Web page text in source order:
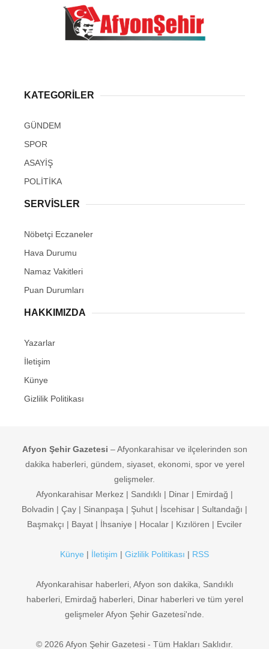
KATEGORİLER
GÜNDEM
SPOR
ASAYİŞ
POLİTİKA
SERVİSLER
Nöbetçi Eczaneler
Hava Durumu
Namaz Vakitleri
Puan Durumları
HAKKIMIZDA
Yazarlar
İletişim
Künye
Gizlilik Politikası
Afyon Şehir Gazetesi – Afyonkarahisar ve ilçelerinden son
dakika haberleri, gündem, siyaset, ekonomi, spor ve yerel
gelişmeler.
Afyonkarahisar Merkez | Sandıklı | Dinar | Emirdağ |
Bolvadin | Çay | Sinanpaşa | Şuhut | İscehisar | Sultandağı |
Başmakçı | Bayat | İhsaniye | Hocalar | Kızılören | Evciler
Künye | İletişim | Gizlilik Politikası | RSS
Afyonkarahisar haberleri, Afyon son dakika, Sandıklı
haberleri, Emirdağ haberleri, Dinar haberleri ve tüm yerel
gelişmeler Afyon Şehir Gazetesi'nde.
© 2026 Afyon Şehir Gazetesi - Tüm Hakları Saklıdır.